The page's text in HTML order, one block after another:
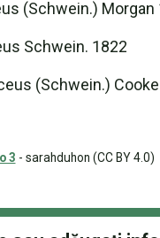
(Schwein.) Morgan
Schwein. 1822
(Schwein.) Cooke
3 - sarahduhon (CC BY 4.0)